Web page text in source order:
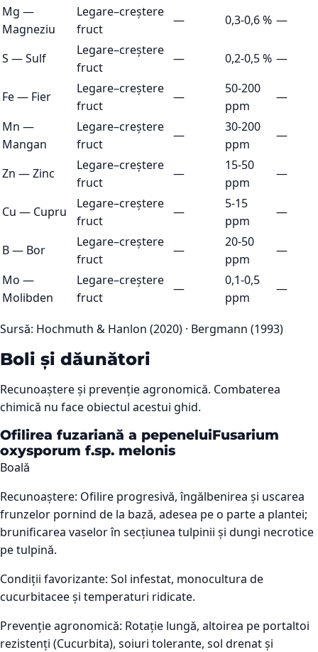
Mg —
Magneziu
Legare–creștere
fruct
— 0,3-0,6 % —
S —Sulf
Legare–creștere
fruct
— 0,2-0,5 % —
Fe— Fier
Legare–creștere
fruct
—
50-200
ppm
—
Mn —
Mangan
Legare–creștere
fruct
—
30-200
ppm
—
Zn —Zinc
Legare–creștere
fruct
—
15-50
ppm
—
Cu — Cupru
Legare–creștere
fruct
—
5-15
ppm
—
B— Bor
Legare–creștere
fruct
—
20-50
ppm
—
Mo —
Molibden
Legare–creștere
fruct
—
0,1-0,5
ppm
—
Sursă: Hochmuth & Hanlon (2020) · Bergmann (1993)
Boli și dăunători
Recunoaștere și prevenție agronomică. Combaterea
chimică nu face obiectul acestui ghid.
Ofilirea fuzariană a pepeneluiFusarium
oxysporum f.sp. melonis
Boală
Recunoaștere: Ofilire progresivă, îngălbenirea și uscarea
frunzelor pornind de la bază, adesea pe o parte a plantei;
brunificarea vaselor în secțiunea tulpinii și dungi necrotice
pe tulpină.
Condiții favorizante: Sol infestat, monocultura de
cucurbitacee și temperaturi ridicate.
Prevenție agronomică: Rotație lungă, altoirea pe portaltoi
rezistenți (Cucurbita), soiuri tolerante, sol drenat și